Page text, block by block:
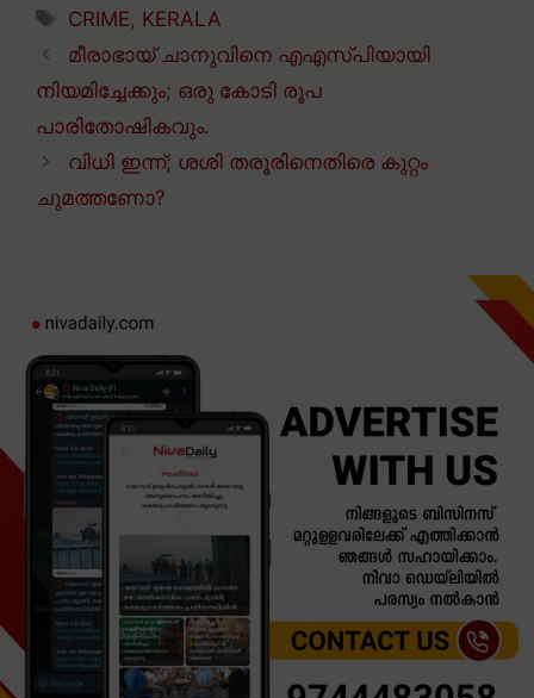
Tags
CRIME, KERALA
മീരാഭായ് ചാനുവിനെ എഎസ്പിയായി
നിയമിച്ചേക്കും; ഒരു കോടി രൂപ
പാരിതോഷികവും.
വിധി ഇന്ന്; ശശി തരൂരിനെതിരെ കുറ്റം
ചുമത്തണോ?